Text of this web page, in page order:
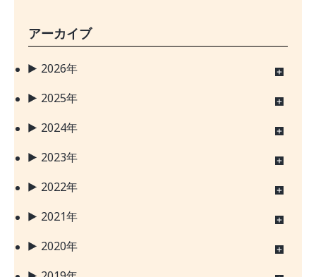
アーカイブ
2026年
2025年
2024年
2023年
2022年
2021年
2020年